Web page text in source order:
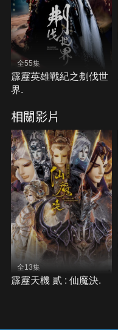
全55集
霹靂英雄戰紀之刜伐世
界.
相關影片
全13集
霹靂天機 貳 : 仙魔決.